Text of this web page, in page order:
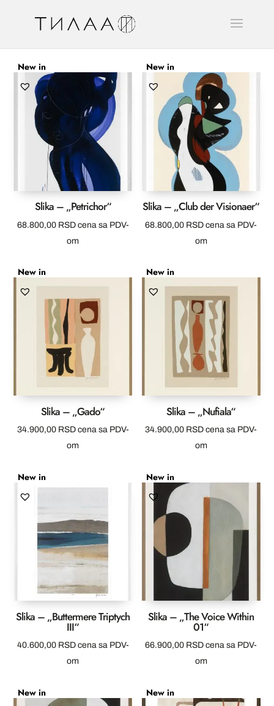
New in
Slika – „Petrichor“
68.800,00 RSD cena sa PDV-
om
New in
Slika – „Club der Visionaer“
68.800,00 RSD cena sa PDV-
om
New in
Slika – „Gado“
34.900,00 RSD cena sa PDV-
om
New in
Slika – „Nufiala“
34.900,00 RSD cena sa PDV-
om
New in
Slika – „Buttermere Triptych
III“
40.600,00 RSD cena sa PDV-
om
New in
Slika – „The Voice Within
01“
66.900,00 RSD cena sa PDV-
om
New in New in